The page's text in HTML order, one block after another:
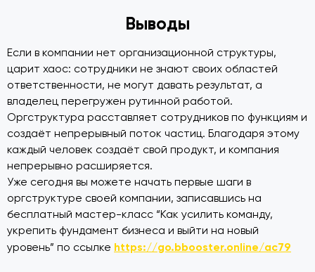
Выводы
Если в компании нет организационной структуры,
царит хаос: сотрудники не знают своих областей
ответственности, не могут давать результат, а
владелец перегружен рутинной работой.
Оргструктура расставляет сотрудников по функциям и
создаёт непрерывный поток частиц. Благодаря этому
каждый человек создаёт свой продукт, и компания
непрерывно расширяется.
Уже сегодня вы можете начать первые шаги в
оргструктуре своей компании, записавшись на
бесплатный мастер-класс “Как усилить команду,
укрепить фундамент бизнеса и выйти на новый
уровень” по ссылке https://go.bbooster.online/ac79